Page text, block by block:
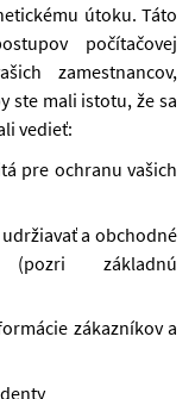
útoku. Táto
počítačovej
zamestnancov,
ste mali istotu, že sa
vedieť:
pre ochranu vašich
a obchodné
(pozri základnú
zákazníkov a